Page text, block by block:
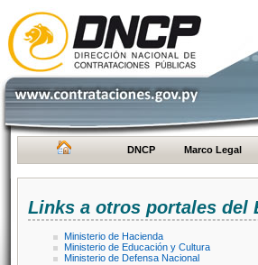
DNCP Marco Legal
Links a otros portales del
Ministerio de Hacienda
Ministerio de Educación y Cultura
Ministerio de Defensa Nacional